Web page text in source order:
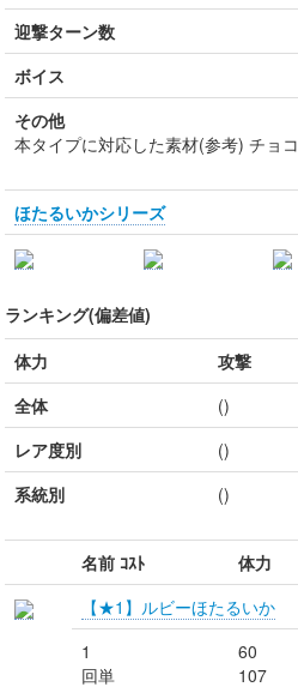
迎撃ターン数
ボイス
その他
本タイプに対応した素材(参考) チョコ
ほたるいかシリーズ
ランキング(偏差値)
体力
攻撃
全体
()
レア度別
()
系統別
()
名前 ｺｽﾄ 体力
【★1】ルビーほたるいか
1
回単
60
107